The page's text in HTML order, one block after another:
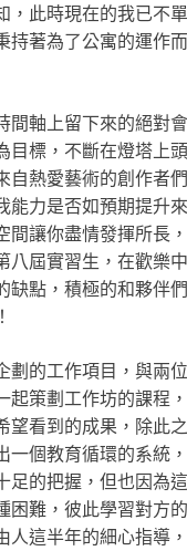
，此時現在的我已不
持著為了公寓的運作
間軸上留下來的絕對
目標，不斷在燈塔上
自熱愛藝術的創作者
能力是否如預期提升
間讓你盡情發揮所長
八屆實習生，在歡樂
缺點，積極的和夥伴
劃的工作項目，與兩
起策劃工作坊的課程
望看到的成果，除此
一個教育循環的系統
足的把握，但也因為
困難，彼此學習對方
人這半年的細心指導